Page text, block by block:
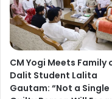
CM Yogi Meets Family
Dalit Student Lalita
Gautam: “Not a Single